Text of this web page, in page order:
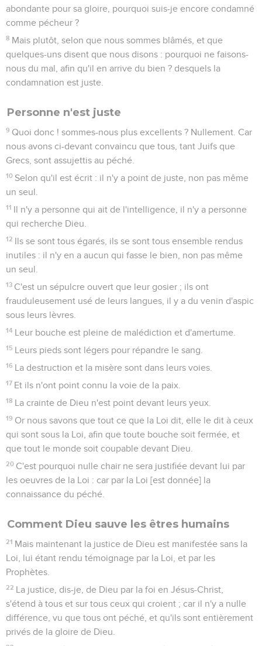
abondante pour sa gloire, pourquoi suis-je encore condamné
comme pécheur ?
8 Mais plutôt, selon que nous sommes blâmés, et que
quelques-uns disent que nous disons : pourquoi ne faisons-
nous du mal, afin qu'il en arrive du bien ? desquels la
condamnation est juste.
Personne n'est juste
9 Quoi donc ! sommes-nous plus excellents ? Nullement. Car
nous avons ci-devant convaincu que tous, tant Juifs que
Grecs, sont assujettis au péché.
10 Selon qu'il est écrit : il n'y a point de juste, non pas même
un seul.
11 Il n'y a personne qui ait de l'intelligence, il n'y a personne
qui recherche Dieu.
12 Ils se sont tous égarés, ils se sont tous ensemble rendus
inutiles : il n'y en a aucun qui fasse le bien, non pas même
un seul.
13 C'est un sépulcre ouvert que leur gosier ; ils ont
frauduleusement usé de leurs langues, il y a du venin d'aspic
sous leurs lèvres.
14 Leur bouche est pleine de malédiction et d'amertume.
15 Leurs pieds sont légers pour répandre le sang.
16 La destruction et la misère sont dans leurs voies.
17 Et ils n'ont point connu la voie de la paix.
18 La crainte de Dieu n'est point devant leurs yeux.
19 Or nous savons que tout ce que la Loi dit, elle le dit à ceux
qui sont sous la Loi, afin que toute bouche soit fermée, et
que tout le monde soit coupable devant Dieu.
20 C'est pourquoi nulle chair ne sera justifiée devant lui par
les oeuvres de la Loi : car par la Loi [est donnée] la
connaissance du péché.
Comment Dieu sauve les êtres humains
21 Mais maintenant la justice de Dieu est manifestée sans la
Loi, lui étant rendu témoignage par la Loi, et par les
Prophètes.
22 La justice, dis-je, de Dieu par la foi en Jésus-Christ,
s'étend à tous et sur tous ceux qui croient ; car il n'y a nulle
différence, vu que tous ont péché, et qu'ils sont entièrement
privés de la gloire de Dieu.